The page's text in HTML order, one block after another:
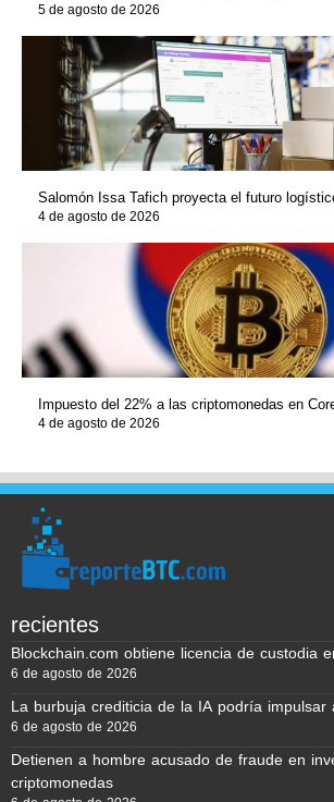
5 de agosto de 2026
Salomón Issa Tafich proyecta el futuro
4 de agosto de 2026
Impuesto del 22% a las criptomonedas en
4 de agosto de 2026
recientes
Blockchain.com obtiene licencia de custodia
6 de agosto de 2026
La burbuja crediticia de la IA podría impulsar
6 de agosto de 2026
Detienen a hombre acusado de fraude en
criptomonedas